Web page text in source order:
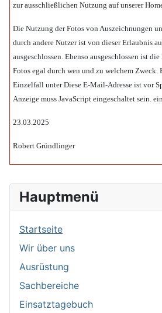
Hauptmenü
Startseite
Wir über uns
Ausrüstung
Sachbereiche
Einsatztagebuch
zur ausschließlichen Nutzung auf unserer
Die Nutzung der Fotos von Auszeichnungen
durch andere Nutzer ist von dieser Erlaubnis
ausgeschlossen. Ebenso ausgeschlossen ist
Fotos egal durch wen und zu welchem
Einzelfall unterDiese E-Mail-Adresse ist vor
Anzeige muss JavaScript eingeschaltet sein.
23.03.2025
Robert Gründlinger